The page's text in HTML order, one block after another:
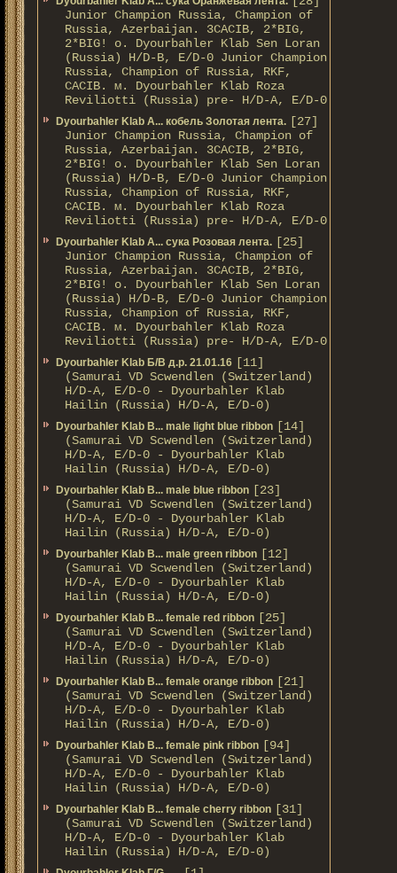
Junior Champion Russia, Champion of
Russia, Azerbaijan. 3CACIB, 2*BIG,
2*BIG! о. Dyourbahler Klab Sen Loran
(Russia) H/D-B, E/D-0 Junior Champion
Russia, Champion of Russia, RKF,
CACIB. м. Dyourbahler Klab Roza
Reviliotti (Russia) pre- H/D-A, E/D-0
Dyourbahler Klab A... кобель Золотая лента. [27]
Junior Champion Russia, Champion of
Russia, Azerbaijan. 3CACIB, 2*BIG,
2*BIG! о. Dyourbahler Klab Sen Loran
(Russia) H/D-B, E/D-0 Junior Champion
Russia, Champion of Russia, RKF,
CACIB. м. Dyourbahler Klab Roza
Reviliotti (Russia) pre- H/D-A, E/D-0
Dyourbahler Klab A... сука Розовая лента. [25]
Junior Champion Russia, Champion of
Russia, Azerbaijan. 3CACIB, 2*BIG,
2*BIG! о. Dyourbahler Klab Sen Loran
(Russia) H/D-B, E/D-0 Junior Champion
Russia, Champion of Russia, RKF,
CACIB. м. Dyourbahler Klab Roza
Reviliotti (Russia) pre- H/D-A, E/D-0
Dyourbahler Klab Б/B д.р. 21.01.16 [11]
(Samurai VD Scwendlen (Switzerland)
H/D-A, E/D-0 - Dyourbahler Klab
Hailin (Russia) H/D-A, E/D-0)
Dyourbahler Klab B... male light blue ribbon [14]
(Samurai VD Scwendlen (Switzerland)
H/D-A, E/D-0 - Dyourbahler Klab
Hailin (Russia) H/D-A, E/D-0)
Dyourbahler Klab B... male blue ribbon [23]
(Samurai VD Scwendlen (Switzerland)
H/D-A, E/D-0 - Dyourbahler Klab
Hailin (Russia) H/D-A, E/D-0)
Dyourbahler Klab B... male green ribbon [12]
(Samurai VD Scwendlen (Switzerland)
H/D-A, E/D-0 - Dyourbahler Klab
Hailin (Russia) H/D-A, E/D-0)
Dyourbahler Klab B... female red ribbon [25]
(Samurai VD Scwendlen (Switzerland)
H/D-A, E/D-0 - Dyourbahler Klab
Hailin (Russia) H/D-A, E/D-0)
Dyourbahler Klab B... female orange ribbon [21]
(Samurai VD Scwendlen (Switzerland)
H/D-A, E/D-0 - Dyourbahler Klab
Hailin (Russia) H/D-A, E/D-0)
Dyourbahler Klab B... female pink ribbon [94]
(Samurai VD Scwendlen (Switzerland)
H/D-A, E/D-0 - Dyourbahler Klab
Hailin (Russia) H/D-A, E/D-0)
Dyourbahler Klab B... female cherry ribbon [31]
(Samurai VD Scwendlen (Switzerland)
H/D-A, E/D-0 - Dyourbahler Klab
Hailin (Russia) H/D-A, E/D-0)